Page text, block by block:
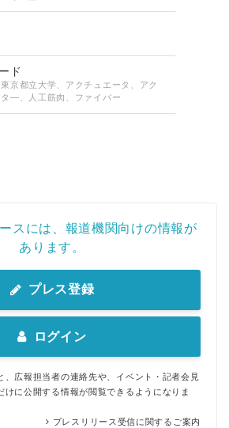
ド
京都立大学、アクチュエータ、アク
タ―、人工筋肉、ファイバー
スには、報道機関向けの情報が
あります。
プレス登録
ログイン
、広報担当者の連絡先や、イベント・記者会見
けに公開する情報が閲覧できるようになりま
プレスリリース受信に関するご案内